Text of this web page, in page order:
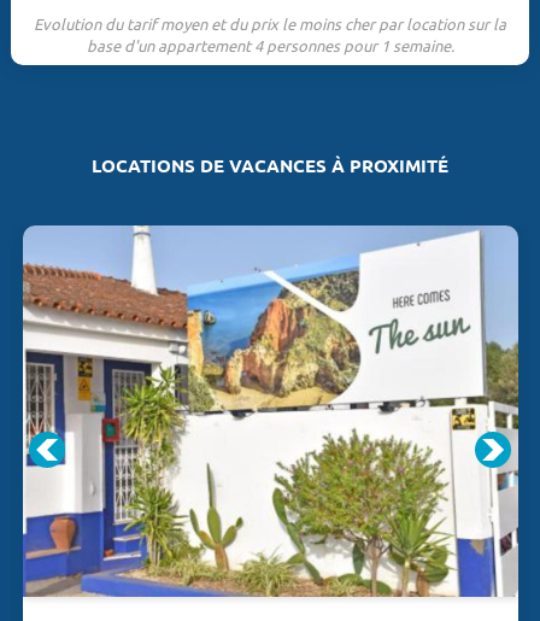
Evolution du tarif moyen et du prix le moins cher par location sur la
base d'un appartement 4 personnes pour 1 semaine.
LOCATIONS DE VACANCES À PROXIMITÉ